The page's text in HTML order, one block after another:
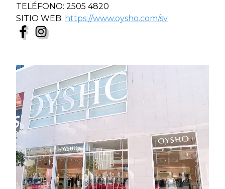
TELÉFONO: 2505 4820
SITIO WEB: https://www.oysho.com/sv